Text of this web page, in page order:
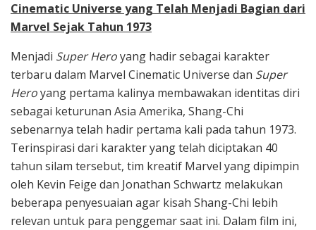
Cinematic Universe yang Telah Menjadi Bagian dari
Marvel Sejak Tahun 1973
Menjadi Super Heroyang hadir sebagai karakter
terbaru dalam Marvel Cinematic Universe dan Super
Heroyang pertama kalinya membawakan identitas diri
sebagai keturunan Asia Amerika, Shang-Chi
sebenarnya telah hadir pertama kali pada tahun 1973.
Terinspirasi dari karakter yang telah diciptakan 40
tahun silam tersebut, tim kreatif Marvel yang dipimpin
oleh Kevin Feige dan Jonathan Schwartz melakukan
beberapa penyesuaian agar kisah Shang-Chi lebih
relevan untuk para penggemar saat ini. Dalam film ini,